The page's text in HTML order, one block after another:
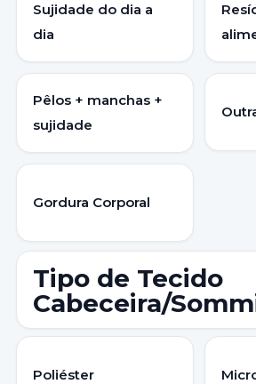
Sujidade do dia a
dia
Pêlos + manchas +
sujidade
Gordura Corporal
Tipo de Tecido
Cabeceira/
Poliéster